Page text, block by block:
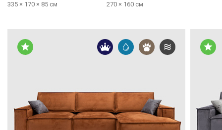
335 × 170 × 85 см
270 × 160 см